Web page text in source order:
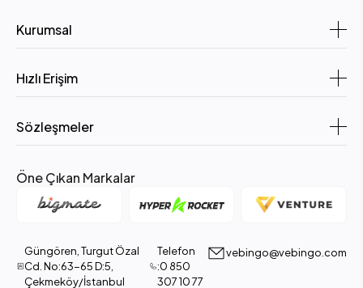
Kurumsal
Hızlı Erişim
Sözleşmeler
Öne Çıkan Markalar
Güngören, Turgut Özal
Cd. No:63-65 D:5,
Çekmeköy/İstanbul
Telefon
:0 850
307 10 77
vebingo@vebingo.com